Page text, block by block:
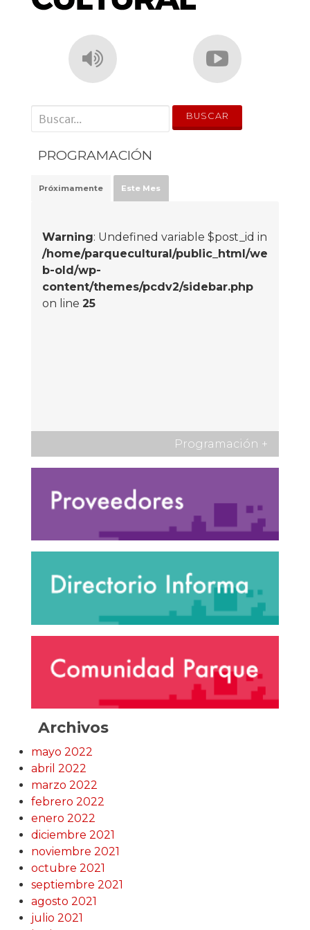
' . __('Search for:') . '
PROGRAMACIÓN
Próximamente Este Mes
Warning: Undefined variable $post_id in
/home/parquecultural/public_html/we
b-old/wp-
content/themes/pcdv2/sidebar.php
on line 25
Programación +
Archivos
mayo 2022
abril 2022
marzo 2022
febrero 2022
enero 2022
diciembre 2021
noviembre 2021
octubre 2021
septiembre 2021
agosto 2021
julio 2021